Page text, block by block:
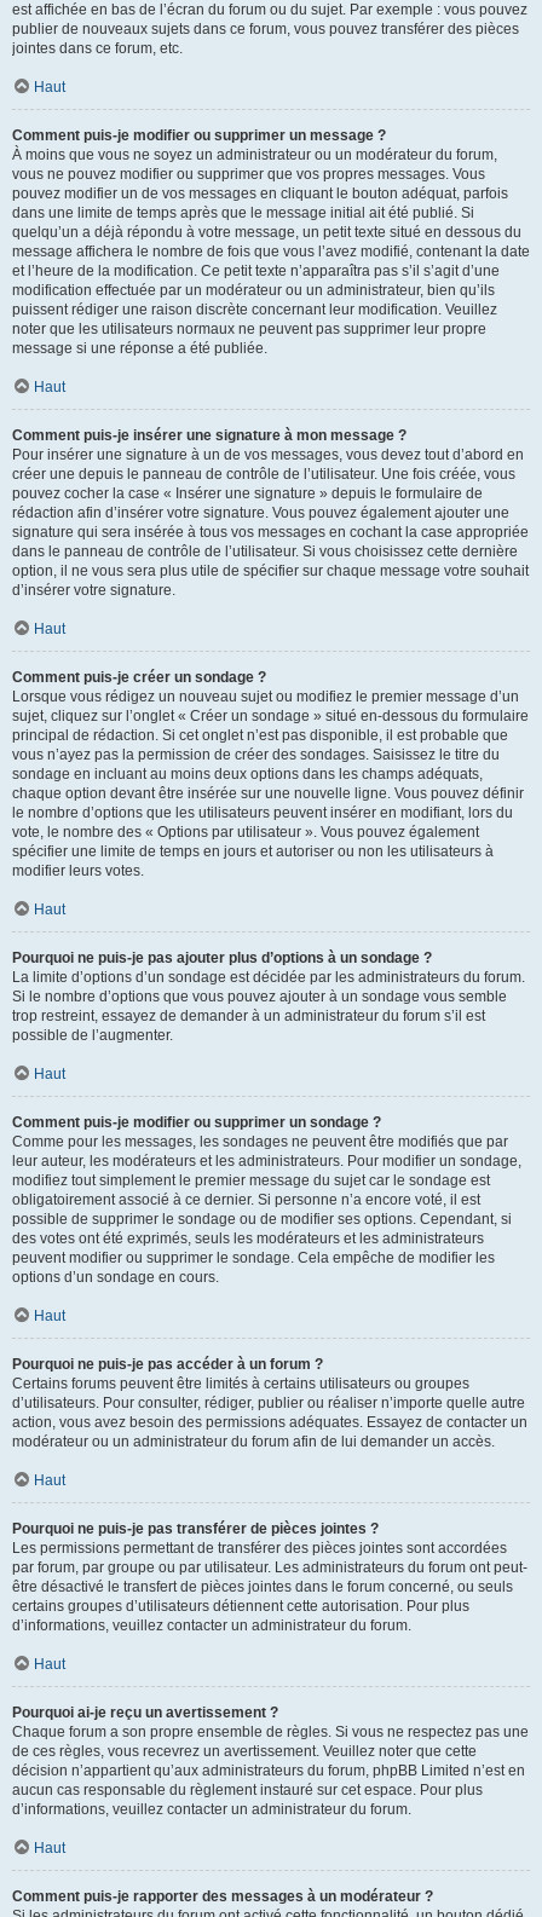
est affichée en bas de l’écran du forum ou du sujet. Par exemple : vous pouvez
publier de nouveaux sujets dans ce forum, vous pouvez transférer des pièces
jointes dans ce forum, etc.
Haut
Comment puis-je modifier ou supprimer un message ?
À moins que vous ne soyez un administrateur ou un modérateur du forum,
vous ne pouvez modifier ou supprimer que vos propres messages. Vous
pouvez modifier un de vos messages en cliquant le bouton adéquat, parfois
dans une limite de temps après que le message initial ait été publié. Si
quelqu’un a déjà répondu à votre message, un petit texte situé en dessous du
message affichera le nombre de fois que vous l’avez modifié, contenant la date
et l’heure de la modification. Ce petit texte n’apparaîtra pas s’il s’agit d’une
modification effectuée par un modérateur ou un administrateur, bien qu’ils
puissent rédiger une raison discrète concernant leur modification. Veuillez
noter que les utilisateurs normaux ne peuvent pas supprimer leur propre
message si une réponse a été publiée.
Haut
Comment puis-je insérer une signature à mon message ?
Pour insérer une signature à un de vos messages, vous devez tout d’abord en
créer une depuis le panneau de contrôle de l’utilisateur. Une fois créée, vous
pouvez cocher la case « Insérer une signature » depuis le formulaire de
rédaction afin d’insérer votre signature. Vous pouvez également ajouter une
signature qui sera insérée à tous vos messages en cochant la case appropriée
dans le panneau de contrôle de l’utilisateur. Si vous choisissez cette dernière
option, il ne vous sera plus utile de spécifier sur chaque message votre souhait
d’insérer votre signature.
Haut
Comment puis-je créer un sondage ?
Lorsque vous rédigez un nouveau sujet ou modifiez le premier message d’un
sujet, cliquez sur l’onglet « Créer un sondage » situé en-dessous du formulaire
principal de rédaction. Si cet onglet n’est pas disponible, il est probable que
vous n’ayez pas la permission de créer des sondages. Saisissez le titre du
sondage en incluant au moins deux options dans les champs adéquats,
chaque option devant être insérée sur une nouvelle ligne. Vous pouvez définir
le nombre d’options que les utilisateurs peuvent insérer en modifiant, lors du
vote, le nombre des « Options par utilisateur ». Vous pouvez également
spécifier une limite de temps en jours et autoriser ou non les utilisateurs à
modifier leurs votes.
Haut
Pourquoi ne puis-je pas ajouter plus d’options à un sondage ?
La limite d’options d’un sondage est décidée par les administrateurs du forum.
Si le nombre d’options que vous pouvez ajouter à un sondage vous semble
trop restreint, essayez de demander à un administrateur du forum s’il est
possible de l’augmenter.
Haut
Comment puis-je modifier ou supprimer un sondage ?
Comme pour les messages, les sondages ne peuvent être modifiés que par
leur auteur, les modérateurs et les administrateurs. Pour modifier un sondage,
modifiez tout simplement le premier message du sujet car le sondage est
obligatoirement associé à ce dernier. Si personne n’a encore voté, il est
possible de supprimer le sondage ou de modifier ses options. Cependant, si
des votes ont été exprimés, seuls les modérateurs et les administrateurs
peuvent modifier ou supprimer le sondage. Cela empêche de modifier les
options d’un sondage en cours.
Haut
Pourquoi ne puis-je pas accéder à un forum ?
Certains forums peuvent être limités à certains utilisateurs ou groupes
d’utilisateurs. Pour consulter, rédiger, publier ou réaliser n’importe quelle autre
action, vous avez besoin des permissions adéquates. Essayez de contacter un
modérateur ou un administrateur du forum afin de lui demander un accès.
Haut
Pourquoi ne puis-je pas transférer de pièces jointes ?
Les permissions permettant de transférer des pièces jointes sont accordées
par forum, par groupe ou par utilisateur. Les administrateurs du forum ont peut-
être désactivé le transfert de pièces jointes dans le forum concerné, ou seuls
certains groupes d’utilisateurs détiennent cette autorisation. Pour plus
d’informations, veuillez contacter un administrateur du forum.
Haut
Pourquoi ai-je reçu un avertissement ?
Chaque forum a son propre ensemble de règles. Si vous ne respectez pas une
de ces règles, vous recevrez un avertissement. Veuillez noter que cette
décision n’appartient qu’aux administrateurs du forum, phpBB Limited n’est en
aucun cas responsable du règlement instauré sur cet espace. Pour plus
d’informations, veuillez contacter un administrateur du forum.
Haut
Comment puis-je rapporter des messages à un modérateur ?